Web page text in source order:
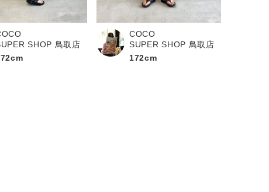
SHOP 鳥取店
COCO
SUPER SHOP 鳥取店
172cm